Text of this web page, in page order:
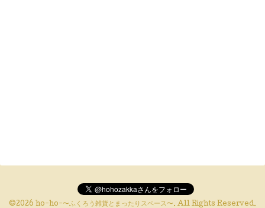
©2026 ho-ho-〜ふくろう雑貨とまったりスペース〜. All Rights Reserved.